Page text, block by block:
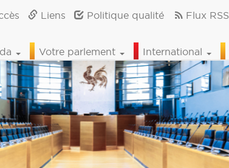
Liens Politique qualité Flux RSS
Votre parlement International